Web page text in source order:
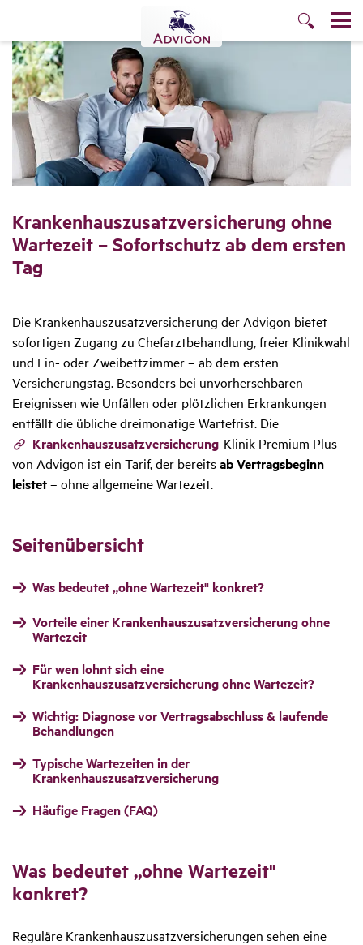
Kran­ken­haus­zu­satz­ver­si­che­rung ohne
Warte­zeit – Sofort­schutz ab dem ersten
Tag
Die Krankenhauszusatzversicherung der Advigon bietet
sofortigen Zugang zu Chefarztbehandlung, freier Klinikwahl
und Ein- oder Zweibettzimmer – ab dem ersten
Versicherungstag. Besonders bei unvorhersehbaren
Ereignissen wie Unfällen oder plötzlichen Erkrankungen
entfällt die übliche dreimonatige Wartefrist. Die
Krankenhauszusatzversicherung Klinik Premium Plus
von Advigon ist ein Tarif, der bereitsab Vertragsbeginn
leistet– ohne allgemeine Wartezeit.
Seitenübersicht
Was bedeutet „ohne Wartezeit" konkret?
Vorteile einer Krankenhauszusatzversicherung ohne
Wartezeit
Für wen lohnt sich eine
Krankenhauszusatzversicherung ohne Wartezeit?
Wichtig: Diagnose vor Vertragsabschluss & laufende
Behandlungen
Typische Wartezeiten in der
Krankenhauszusatzversicherung
Häufige Fragen (FAQ)
Was bedeutet „ohne Warte­zeit"
konkret?
Reguläre Krankenhauszusatzversicherungen sehen eine